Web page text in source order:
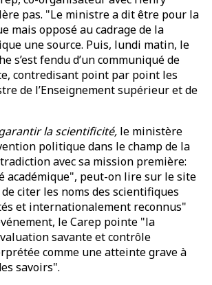
pas. "Le ministre a dit être pour la
mais opposé au cadrage de la
une source. Puis, lundi matin, le
s’est fendu d’un communiqué de
contredisant point par point les
de l’Enseignement supérieur et de
la scientificité, le ministère
politique dans le champ de la
avec sa mission première:
académique", peut-on lire sur le site
citer les noms des scientifiques
et internationalement reconnus"
le Carep pointe "la
savante et contrôle
comme une atteinte grave à
savoirs".